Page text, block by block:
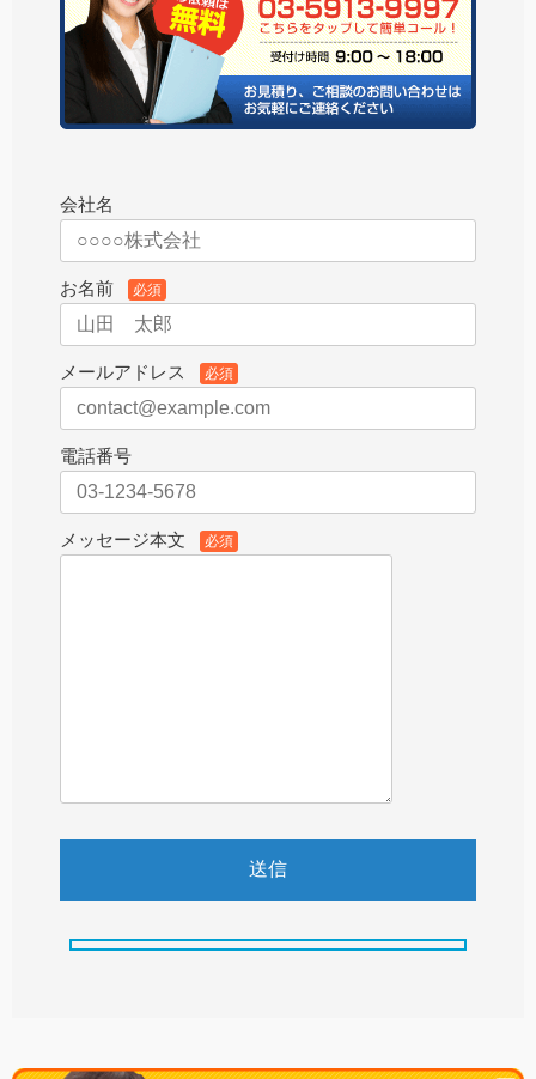
会社名
お名前 必須
メールアドレス 必須
電話番号
メッセージ本文 必須